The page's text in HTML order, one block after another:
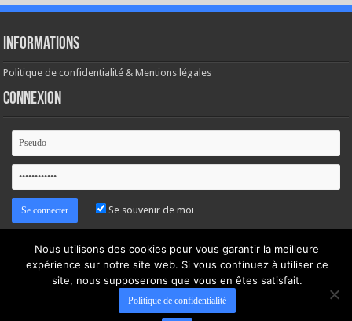
Informations
Politique de confidentialité & Mentions légales
Connexion
Se souvenir de moi
Mot de passe oublié ?
Nous utilisons des cookies pour vous garantir la meilleure
expérience sur notre site web. Si vous continuez à utiliser ce
site, nous supposerons que vous en êtes satisfait.
Politique de confidentialité